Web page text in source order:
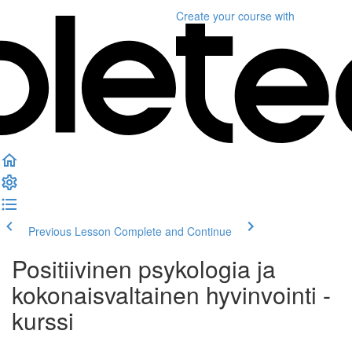
Create your course with
Previous Lesson Complete and Continue
Positiivinen psykologia ja
kokonaisvaltainen hyvinvointi -
kurssi